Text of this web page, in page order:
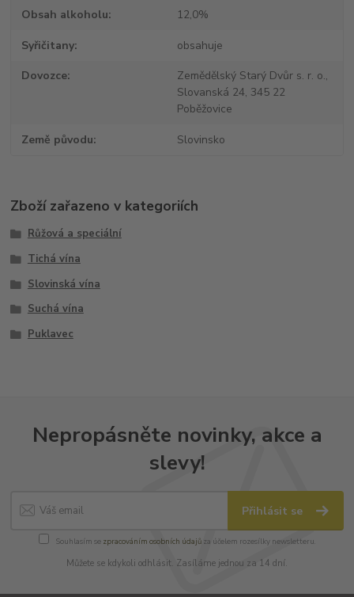
Obsah alkoholu 12,0%
Syřičitany obsahuje
Dovozce
Zemědělský Starý Dvůr s. r. o.,
Slovanská 24, 345 22
Poběžovice
Země původu Slovinsko
Zboží zařazeno v kategoriích
Růžová a speciální
Tichá vína
Slovinská vína
Suchá vína
Puklavec
Nepropásněte novinky, akce a
slevy!
Přihlásit se
Souhlasím se zpracováním osobních údajůza účelem rozesílky newsletteru.
Můžete se kdykoli odhlásit. Zasíláme jednou za 14 dní.